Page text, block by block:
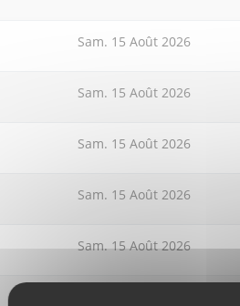
Sam. 15 Août 2026
Sam. 15 Août 2026
Sam. 15 Août 2026
Sam. 15 Août 2026
Sam. 15 Août 2026